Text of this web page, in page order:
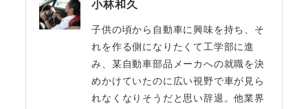
小林和久
子供の頃から自動車に興味を持ち、そ
れを作る側になりたくて工学部に進
み、某自動車部品メーカへの就職を決
めかけていたのに広い視野で車が見ら
れなくなりそうだと思い辞退。他業界